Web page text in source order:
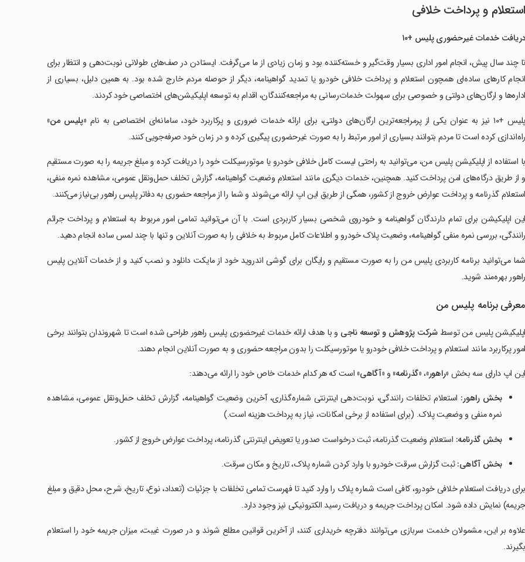
استعلام و پرداخت خلافی
دریافت خدمات غیرحضوری پلیس +۱۰
تا چند سال پیش، انجام امور اداری بسیار وقت‌گیر و خسته‌کننده بود و زمان زیادی از ما می‌گرفت. ایستادن در صف‌های طولانی نوبت‌دهی و انتظار برای
انجام کارهای ساده‌ای همچون استعلام و پرداخت خلافی خودرو یا تمدید گواهینامه، دیگر از حوصله مردم خارج شده بود. به همین دلیل، بسیاری از
اداره‌ها و ارگان‌های دولتی و خصوصی برای سهولت خدمات‌رسانی به مراجعه‌کنندگان، اقدام به توسعه اپلیکیشن‌های اختصاصی خود کردند.
پلیس +۱۰ نیز به عنوان یکی از پرمراجعه‌ترین ارگان‌های دولتی، برای ارائه خدمات ضروری و پرکاربرد خود، سامانه‌ای اختصاصی به نام
«پلیس من»
راه‌اندازی کرده است تا مردم بتوانند بسیاری از امور مرتبط را به صورت غیرحضوری پیگیری کرده و در زمان خود صرفه‌جویی کنند.
با استفاده از اپلیکیشن پلیس من، می‌توانید به راحتی لیست کامل خلافی خودرو یا موتورسیکلت خود را دریافت کرده و مبلغ جریمه را به صورت مستقیم
و از طریق درگاه‌های امن پرداخت کنید. همچنین، خدمات دیگری مانند استعلام وضعیت گواهینامه، گزارش تخلف حمل‌ونقل عمومی، مشاهده نمره منفی،
استعلام گذرنامه و پرداخت عوارض خروج از کشور، همگی از طریق این اپ ارائه می‌شوند و شما را از مراجعه حضوری به دفاتر پلیس راهور بی‌نیاز می‌کنند.
این اپلیکیشن برای تمام دارندگان گواهینامه و خودروی شخصی بسیار کاربردی است. با آن می‌توانید تمامی امور مربوط به استعلام و پرداخت جرائم
رانندگی، بررسی نمره منفی گواهینامه، وضعیت پلاک خودرو و اطلاعات کامل مربوط به خلافی را به صورت آنلاین و تنها با چند لمس ساده انجام دهید.
شما می‌توانید برنامه کاربردی پلیس من را به صورت مستقیم و رایگان برای گوشی اندروید خود از مایکت دانلود و نصب کنید و از خدمات آنلاین پلیس
راهور بهره‌مند شوید.
معرفی برنامه پلیس من
اپلیکیشن پلیس من توسطشرکت پژوهش و توسعه ناجی و با هدف ارائه خدمات غیرحضوری پلیس راهور طراحی شده است تا شهروندان بتوانند برخی
امور پرکاربرد مانند استعلام و پرداخت خلافی خودرو یا موتورسیکلت را بدون مراجعه حضوری و به صورت آنلاین انجام دهند.
این اپ دارای سه بخش «راهور»،«گذرنامه» و «آگاهی» است که هر کدام خدمات خاص خود را ارائه می‌دهند:
بخش راهور: استعلام تخلفات رانندگی، نوبت‌دهی اینترنتی شماره‌گذاری، آخرین وضعیت گواهینامه، گزارش تخلف حمل‌ونقل عمومی، مشاهده
نمره منفی و وضعیت پلاک. (برای استفاده از برخی امکانات، نیاز به پرداخت هزینه است.)
بخش گذرنامه: استعلام وضعیت گذرنامه، ثبت درخواست صدور یا تعویض اینترنتی گذرنامه، پرداخت عوارض خروج از کشور.
بخش آگاهی:ثبت گزارش سرقت خودرو با وارد کردن شماره پلاک، تاریخ و مکان سرقت.
برای دریافت استعلام خلافی خودرو، کافی است شماره پلاک را وارد کنید تا فهرست تمامی تخلفات با جزئیات (تعداد، نوع، تاریخ، شرح، محل دقیق و مبلغ
جریمه) نمایش داده شود. امکان پرداخت جریمه و دریافت رسید الکترونیکی نیز وجود دارد.
علاوه بر این، مشمولان خدمت سربازی می‌توانند دفترچه خریداری کنند، از آخرین قوانین مطلع شوند و در صورت غیبت، میزان جریمه خود را استعلام
بگیرند.